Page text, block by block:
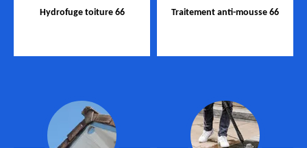
Hydrofuge toiture 66 Traitement anti-mousse 66